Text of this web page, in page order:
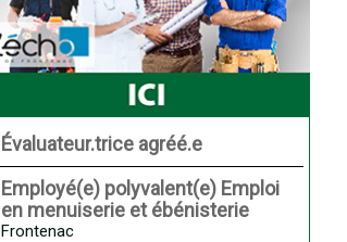
Évaluateur.trice agréé.e
Employé(e) polyvalent(e) Emploi
en menuiserie et ébénisterie
Frontenac